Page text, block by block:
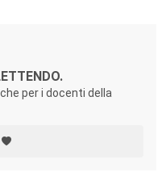
per i docenti della